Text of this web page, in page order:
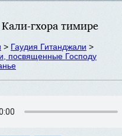
Кали-гхора тимире
> Гаудия Гитанджали >
посвященные Господу